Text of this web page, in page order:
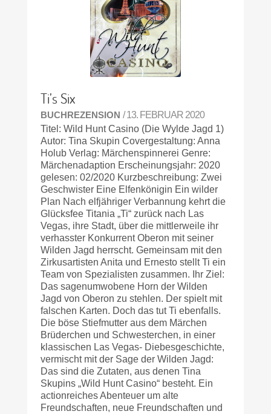
Ti’s Six
BUCHREZENSION / 13. FEBRUAR 2020
Titel: Wild Hunt Casino (Die Wylde Jagd 1)
Autor: Tina Skupin Covergestaltung: Anna
Holub Verlag: Märchenspinnerei Genre:
Märchenadaption Erscheinungsjahr: 2020
gelesen: 02/2020 Kurzbeschreibung: Zwei
Geschwister Eine Elfenkönigin Ein wilder
Plan Nach elfjähriger Verbannung kehrt die
Glücksfee Titania „Ti“ zurück nach Las
Vegas, ihre Stadt, über die mittlerweile ihr
verhasster Konkurrent Oberon mit seiner
Wilden Jagd herrscht. Gemeinsam mit den
Zirkusartisten Anita und Ernesto stellt Ti ein
Team von Spezialisten zusammen. Ihr Ziel:
Das sagenumwobene Horn der Wilden
Jagd von Oberon zu stehlen. Der spielt mit
falschen Karten. Doch das tut Ti ebenfalls.
Die böse Stiefmutter aus dem Märchen
Brüderchen und Schwesterchen, in einer
klassischen Las Vegas- Diebesgeschichte,
vermischt mit der Sage der Wilden Jagd:
Das sind die Zutaten, aus denen Tina
Skupins „Wild Hunt Casino“ besteht. Ein
actionreiches Abenteuer um alte
Freundschaften, neue Freundschaften und